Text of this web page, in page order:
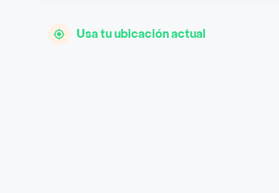
Usa tu ubicación actual